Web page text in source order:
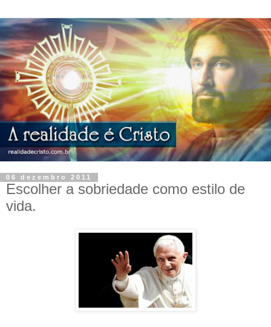
06 dezembro 2011
Escolher a sobriedade como estilo de
vida.